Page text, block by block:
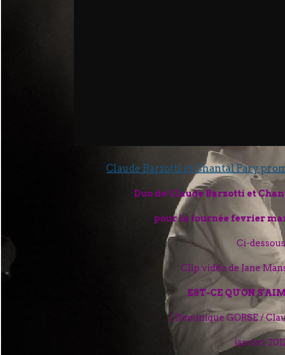
Claude Barzotti et Chantal Pary
Duo de Claude Barzotti et
pour la tournée fevrier
Ci-dessous
Clip vidéo de Jane
EST-CE QU'ON
( Dominique GORSE /
janvier